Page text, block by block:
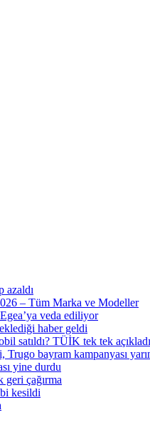
azaldı
– Tüm Marka ve Modeller
veda ediliyor
haber geldi
satıldı? TÜİK tek tek açıkladı
Trugo bayram kampanyası
yine durdu
geri çağırma
kesildi